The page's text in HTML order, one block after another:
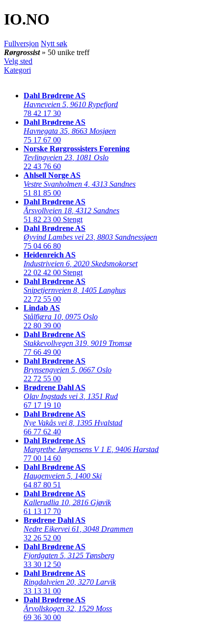
IO.NO
Fullversjon Nytt søk
Rørgrossist » 50 unike treff
Velg sted
Kategori
Dahl Brødrene AS
Havneveien 5 9610 Rypefjord
78 42 17 30
Dahl Brødrene AS
Havnegata 35 8663 Mosjøen
75 17 67 00
Norske Rørgrossisters Forening
Tevlingveien 23 1081 Oslo
22 43 76 60
Ahlsell Norge AS
Vestre Svanholmen 4 4313 Sandnes
51 81 85 00
Dahl Brødrene AS
Årsvollveien 18 4312 Sandnes
51 82 23 00 Stengt
Dahl Brødrene AS
Øyvind Lambes vei 23 8803 Sandnessjøen
75 04 66 80
Heidenreich AS
Industriveien 6 2020 Skedsmokorset
22 02 42 00 Stengt
Dahl Brødrene AS
Snipetjernveien 8 1405 Langhus
22 72 55 00
Lindab AS
Stålfjæra 10 0975 Oslo
22 80 39 00
Dahl Brødrene AS
Stakkevollvegen 319 9019 Tromsø
77 66 49 00
Dahl Brødrene AS
Brynsengveien 5 0667 Oslo
22 72 55 00
Brødrene Dahl AS
Olav Ingstads vei 3 1351 Rud
67 17 19 10
Dahl Brødrene AS
Nye Vakås vei 8 1395 Hvalstad
66 77 62 40
Dahl Brødrene AS
Margrethe Jørgensens V 1 E 9406 Harstad
77 00 14 60
Dahl Brødrene AS
Haugenveien 5 1400 Ski
64 87 80 51
Dahl Brødrene AS
Kallerudlia 10 2816 Gjøvik
61 13 17 70
Brødrene Dahl AS
Nedre Eikervei 61 3048 Drammen
32 26 52 00
Dahl Brødrene AS
Fjordgaten 5 3125 Tønsberg
33 30 12 50
Dahl Brødrene AS
Ringdalveien 20 3270 Larvik
33 13 31 00
Dahl Brødrene AS
Årvollskogen 32 1529 Moss
69 36 30 00